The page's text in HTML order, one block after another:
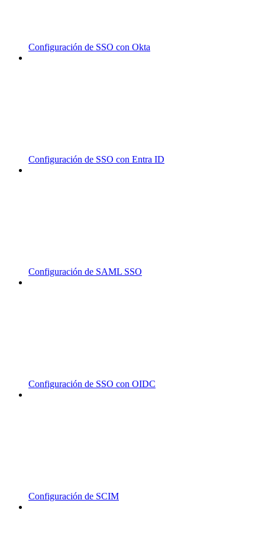
Configuración de SSO con Okta
Configuración de SSO con Entra ID
Configuración de SAML SSO
Configuración de SSO con OIDC
Configuración de SCIM